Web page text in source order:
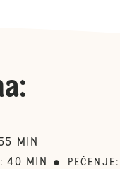
:
MIN
: 40 MIN PEČENJE :